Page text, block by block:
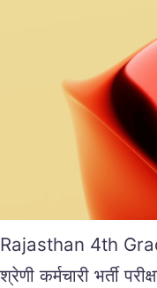
Rajasthan 4th
श्रेणी कर्मचारी भर्ती